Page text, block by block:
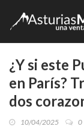
¿Y si este
en París?
dos
10/04/2025 0